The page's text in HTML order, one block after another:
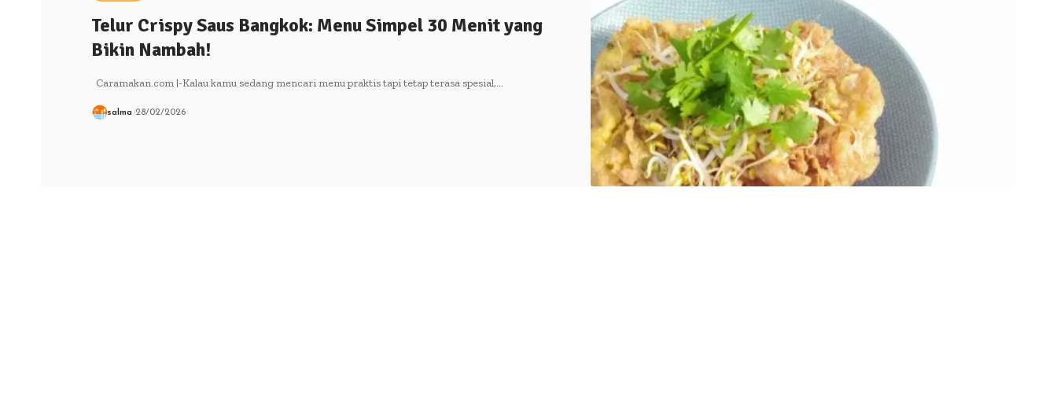
Telur Crispy Saus Bangkok: Menu Simpel 30 Menit yang
Bikin Nambah!
Caramakan.com |-Kalau kamu sedang mencari menu praktis tapi tetap terasa spesial,…
salma 28/02/2026